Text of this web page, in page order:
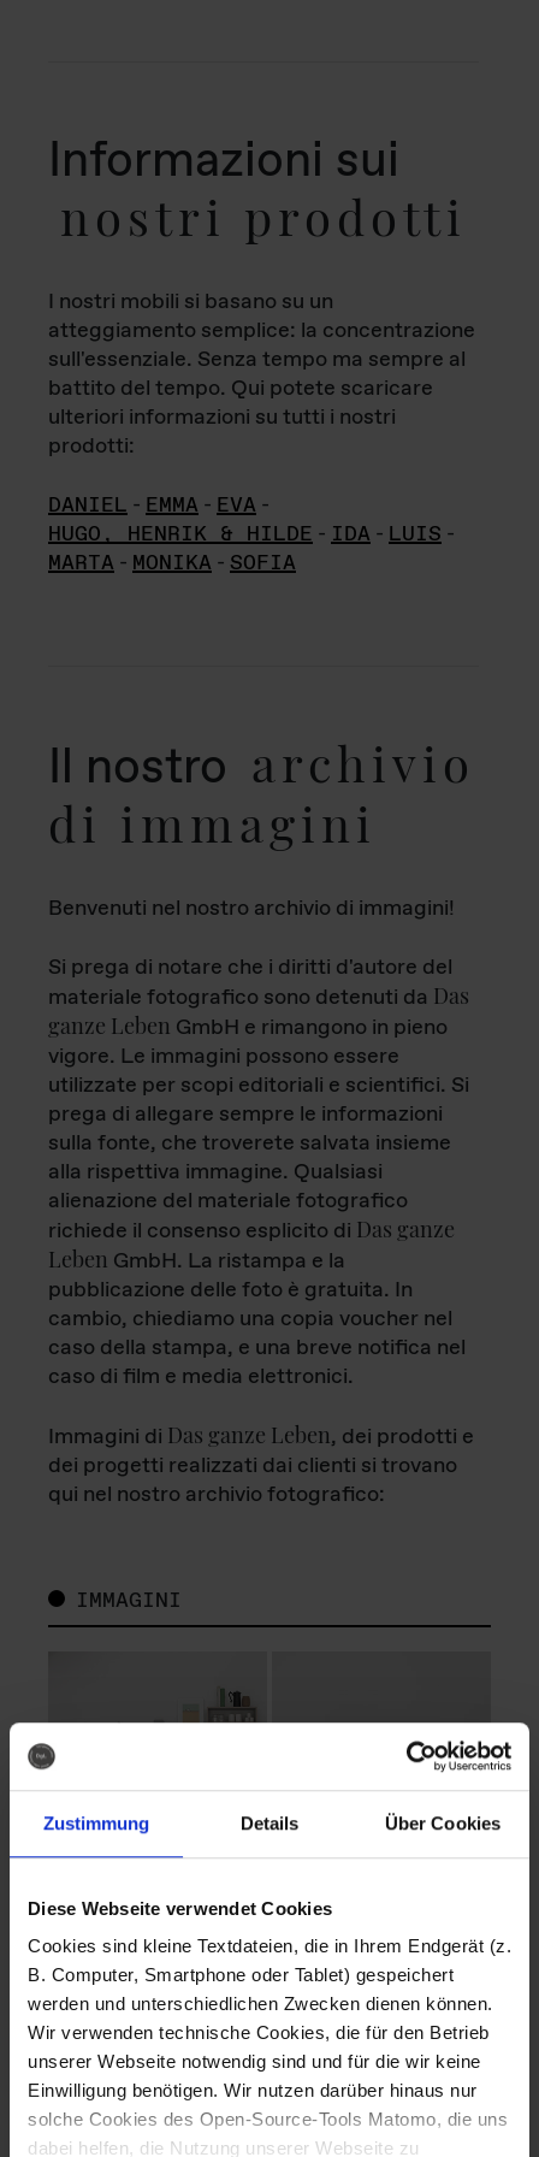
Zustimmung Details Über Cookies
Diese Webseite verwendet Cookies
Cookies sind kleine Textdateien, die in Ihrem Endgerät (z.
B. Computer, Smartphone oder Tablet) gespeichert
werden und unterschiedlichen Zwecken dienen können.
Wir verwenden technische Cookies, die für den Betrieb
unserer Webseite notwendig sind und für die wir keine
Einwilligung benötigen. Wir nutzen darüber hinaus nur
solche Cookies des Open-Source-Tools Matomo, die uns
dabei helfen, die Nutzung unserer Webseite zu
Informazioni sui
nostri prodotti
I nostri mobili si basano su un
atteggiamento semplice: la concentrazione
sull'essenziale. Senza tempo ma sempre al
battito del tempo. Qui potete scaricare
ulteriori informazioni su tutti i nostri
prodotti:
DANIEL - EMMA - EVA -
HUGO, HENRIK & HILDE - IDA - LUIS -
MARTA - MONIKA - SOFIA
Il nostro archivio
di immagini
Benvenuti nel nostro archivio di immagini!
Si prega di notare che i diritti d'autore del
materiale fotografico sono detenuti da Das
ganze Leben GmbH e rimangono in pieno
vigore. Le immagini possono essere
utilizzate per scopi editoriali e scientifici. Si
prega di allegare sempre le informazioni
sulla fonte, che troverete salvata insieme
alla rispettiva immagine. Qualsiasi
alienazione del materiale fotografico
richiede il consenso esplicito di Das ganze
Leben GmbH. La ristampa e la
pubblicazione delle foto è gratuita. In
cambio, chiediamo una copia voucher nel
caso della stampa, e una breve notifica nel
caso di film e media elettronici.
Immagini di Das ganze Leben, dei prodotti e
dei progetti realizzati dai clienti si trovano
qui nel nostro archivio fotografico:
IMMAGINI
Fotografo: Lorenz
Sternbach
Download
Fotografo: Lorenz
Sternbach
Download